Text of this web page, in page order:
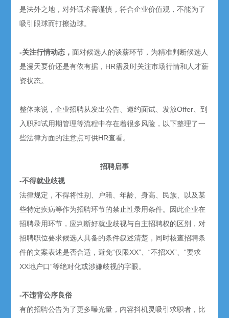
是法外之地，对外话术需谨慎，符合企业价值观，不能为了
吸引眼球而打擦边球。
-关注行情动态，面对候选人的谈薪环节，为精准判断候选人
是漫天要价还是有依有据，HR需及时关注市场行情和人才薪
资状态。
整体来说，企业招聘从发出公告、邀约面试、发放Offer、到
入职和试用期管理等流程中存在着很多风险，以下整理了一
些法律方面的注意点可供HR查看。
招聘启事
-不得就业歧视
法律规定，不得将性别、户籍、年龄、身高、民族、以及某
些特定疾病等作为招聘环节的禁止性录用条件。因此企业在
招聘录用环节，应判断好就业歧视与自主招聘权的区别，对
招聘职位要求候选人具备的条件叙述清楚，同时核查招聘条
件的文案表述是否合适，避免“仅限XX”、“不招XX”、“要求
XX地户口”等绝对化或涉嫌歧视的字眼。
-不违背公序良俗
有的招聘公告为了更多曝光量，内容抖机灵吸引求职者，比